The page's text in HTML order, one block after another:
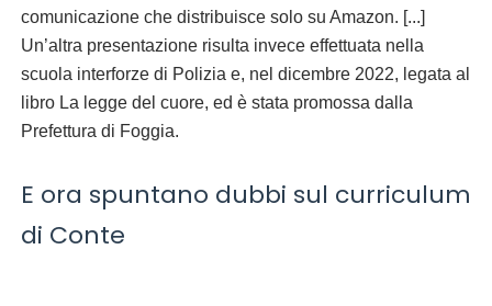
comunicazione che distribuisce solo su Amazon. [...]
Un’altra presentazione risulta invece effettuata nella
scuola interforze di Polizia e, nel dicembre 2022, legata al
libro La legge del cuore, ed è stata promossa dalla
Prefettura di Foggia.
E ora spuntano dubbi sul curriculum
di Conte